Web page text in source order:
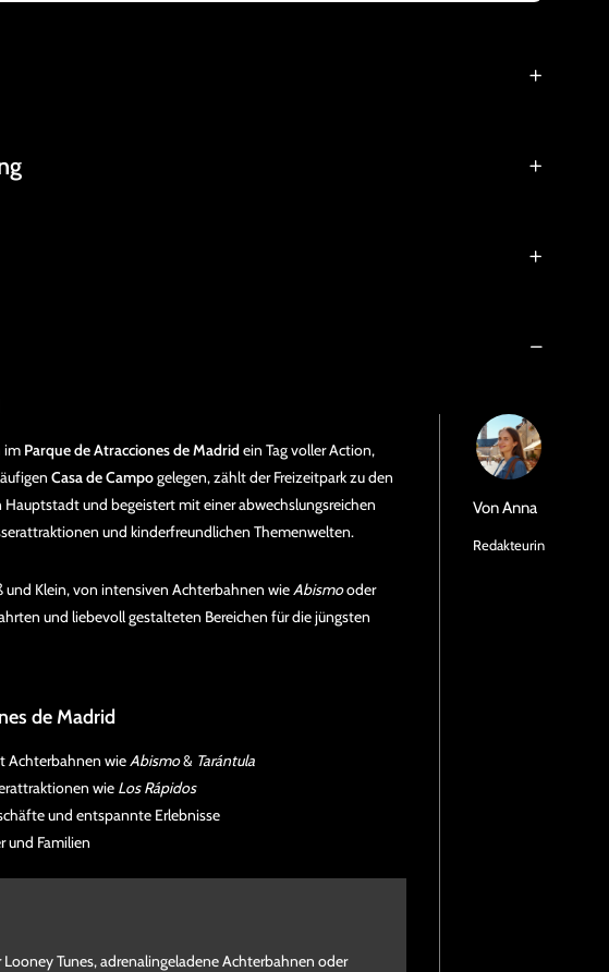
im Parque de Atracciones de Madridein Tag voller Action,
Casa de Campogelegen, zählt der Freizeitpark zu den
und begeistert mit einer abwechslungsreichen
und kinderfreundlichen Themenwelten.
und Klein, von intensiven Achterbahnen wieAbismooder
und liebevoll gestalteten Bereichen für die jüngsten
de Madrid
Achterbahnen wieAbismo& Tarántula
wie Los Rápidos
und entspannte Erlebnisse
und Familien
Tunes, adrenalingeladene Achterbahnen oder
VonAnna
Redakteurin